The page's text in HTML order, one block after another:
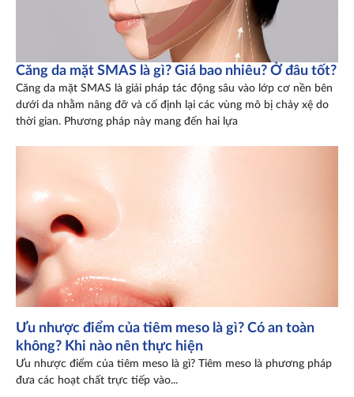
Căng da mặt SMAS là gì? Giá bao nhiêu? Ở đâu tốt?
Căng da mặt SMAS là giải pháp tác động sâu vào lớp cơ nền bên
dưới da nhằm nâng đỡ và cố định lại các vùng mô bị chảy xệ do
thời gian. Phương pháp này mang đến hai lựa
Ưu nhược điểm của tiêm meso là gì? Có an toàn
không? Khi nào nên thực hiện
Ưu nhược điểm của tiêm meso là gì? Tiêm meso là phương pháp
đưa các hoạt chất trực tiếp vào...